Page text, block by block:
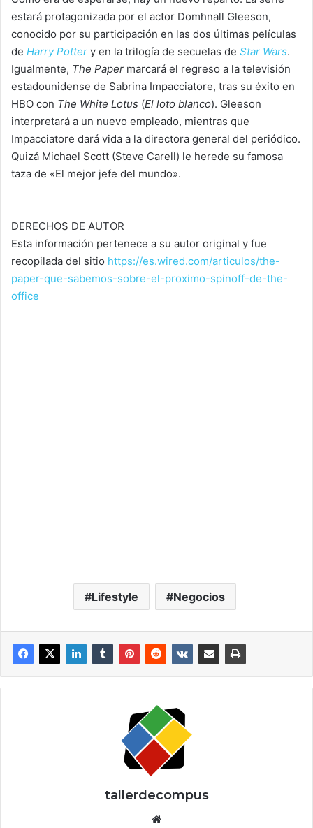
estará protagonizada por el actor Domhnall Gleeson,
conocido por su participación en las dos últimas películas
de Harry Potter y en la trilogía de secuelas de Star Wars.
Igualmente, The Paper marcará el regreso a la televisión
estadounidense de Sabrina Impacciatore, tras su éxito en
HBO con The White Lotus (El loto blanco). Gleeson
interpretará a un nuevo empleado, mientras que
Impacciatore dará vida a la directora general del periódico.
Quizá Michael Scott (Steve Carell) le herede su famosa
taza de «El mejor jefe del mundo».
DERECHOS DE AUTOR
Esta información pertenece a su autor original y fue
recopilada del sitio https://es.wired.com/articulos/the-
paper-que-sabemos-sobre-el-proximo-spinoff-de-the-
office
Lifestyle Negocios
tallerdecompus